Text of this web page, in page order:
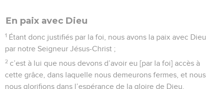
En paix avec Dieu
1 Étant donc justifiés par la foi, nous avons la paix avec Dieu
par notre Seigneur Jésus-Christ ;
2 c’est à lui que nous devons d’avoir eu [par la foi] accès à
cette grâce, dans laquelle nous demeurons fermes, et nous
nous glorifions dans l’espérance de la gloire de Dieu.